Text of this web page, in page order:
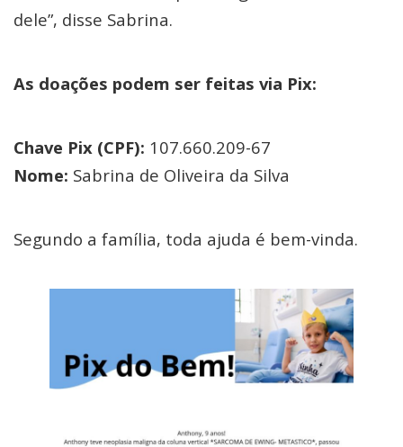
dele”, disse Sabrina.
As doações podem ser feitas via Pix:
Chave Pix (CPF): 107.660.209-67
Nome: Sabrina de Oliveira da Silva
Segundo a família, toda ajuda é bem-vinda.